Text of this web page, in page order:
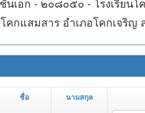
นเอก - ๒๐๘๐๕๐ - โรงเรียน
คกแสมสาร อำเภอโคกเจริญ
ชื่อ นามสกุล